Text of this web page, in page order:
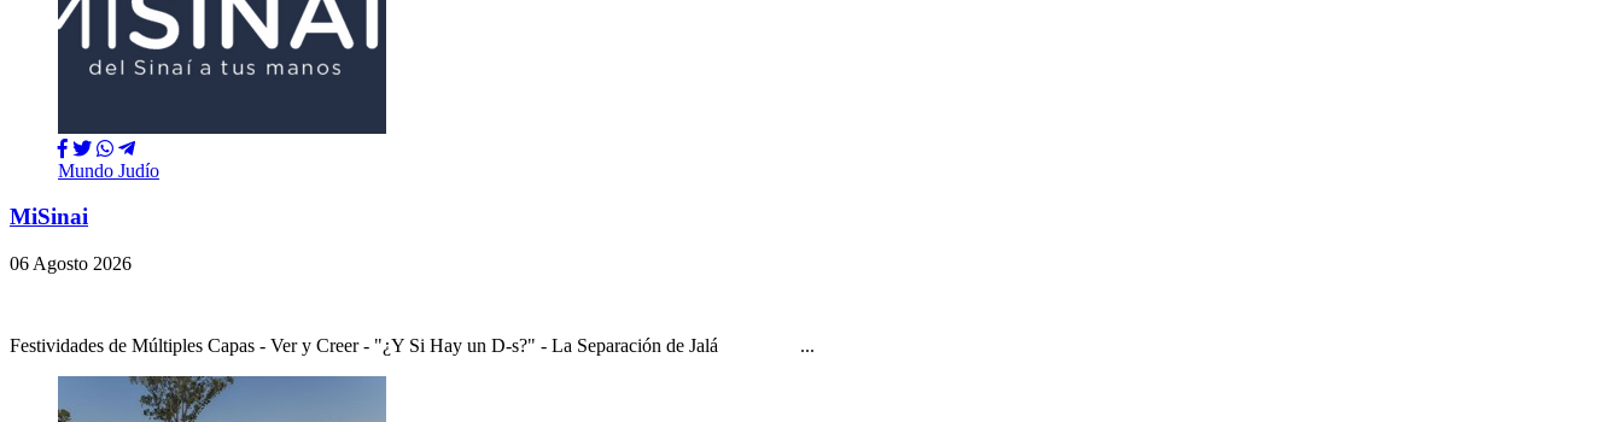
Mundo Judío
MiSinai
06 Agosto 2026
Festividades de Múltiples Capas - Ver y Creer - "¿Y Si Hay un D-s?" - La Separación de Jalá ...